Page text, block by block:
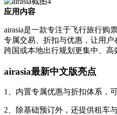
应用内容
airasia是一款专注于飞行旅行购
专属交易、折扣与优惠，让用
跨国或本地出行规划更集中、高
airasia最新中文版亮点
1、内置专属优惠与折扣体系，
2、除基础预订外，还提供租车